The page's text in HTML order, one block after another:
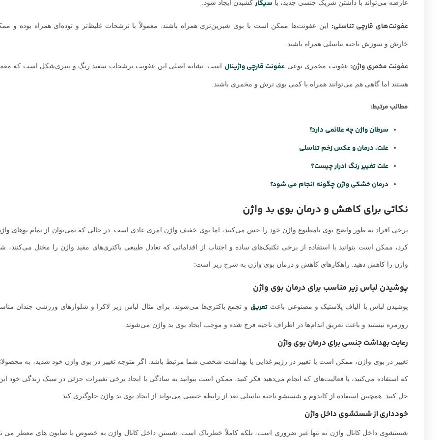
عارضه می‌تواند با داشتن شریک جنسی جدید، یا سیگار کشیدن ایجاد شود.
عفونت‌های قارچی تناسلی: این عفونت‌ها ممکن است با بوی شیرین‌تری همراه باشند. معمولاً با ترشحات غلیظ‌تر و توده‌ای همراه بوده و
خارش و سوزش ناحیه تناسلی همراه باشند.
عفونت مخمری واژن: عفونت مخمری نوعی عفونت قارچی واژینال است. نشانه اصلی این عفونت‌ ترشحات سفید رنگ و پنیری‌شکل است که
هستند اما گاهی هم می‌توانند همراه با کمی بوی ترش و مخمری باشند.
مطالب مرتبط:
سرطان واژن چه علائمی دارد؟
علت، درمان و عکس زخم تناسلی
علت تغییر رنگ ادرار چیست؟
درمان خشکی واژن چگونه انجام می شود؟
نکاتی برای کاهش و درمان بوی بد واژن
برخی افراد به طور واضح بوی نامطبوع واژن خود را حس می‌کنند، اما بوی خفیف واژن امری عادی است. در حالی که نمی‌توان از تمام بوهای
کرد، ممکن است بتوانید با استفاده از برخی تکنیک‌های ساده و اجتناب از اقداماتی که تعادل طبیعی باکتری‌های مفید واژن را مختل می‌کنند،
واژن را کاهش دهید. راهکارهای کاهش و درمان بوی واژن به شرح زیر است:
پوشیدن لباس زیر مناسب برای درمان بوی واژن
پوشیدن لباس با الیاف پلاستیک و مصنوعی باعثتعریق و تجمع باکتری‌ها می‌شوند. برای مثال لباس زیر لاکرا و شلوارهای ورزشی چندان
روزمره نیستند و باعث تعریق اندام‌ها در اطراف ناحیه فرج شده و موجب ایجاد بوی بد واژن می‌شوند.
رعایت بهداشت جنسی برای درمان بوی واژن
تغییر در بوی واژن، ممکن است با تغییر در رژیم غذایی یا بهداشت شخصی شما مرتبط باشد. اگر متوجه تغییر در بوی واژن خود شدید، به
که استفاده می‌کنید، یا فعالیت‌های که انجام می‌دهید فکر کنید. ممکن است بتوانید به سادگی با ایجاد برخی تغییرات جزئی در سبک زندگی خود
حل کنید. همچنین استفاده از کاندوم و شستشو ناحیه تناسلی بعد از رابطه جنسی می‌تواند از ایجاد بوی بد واژن جلوگیری کند.
خودداری از شستشوی داخل واژن
شستشوی داخل کانال واژن نه تنها غیر ضروری است، بلکه کاملاً خطرناک است. شستن داخل کانال واژن به خصوص با صابون های معطر می